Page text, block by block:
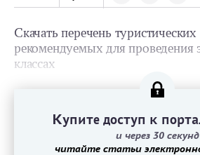
Скачать перечень
рекомендуемых для проведения
классах
Купите доступ к
и через 30 секунд
читайте статьи